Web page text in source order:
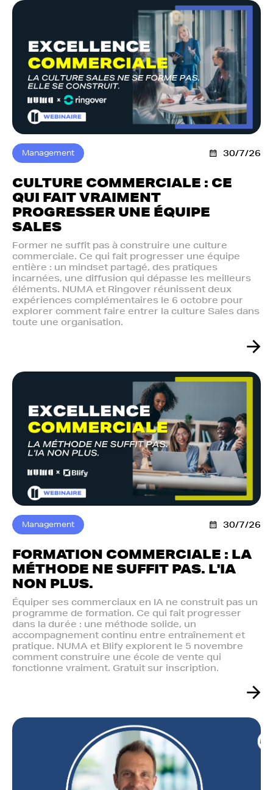
Management 30/7/26
CULTURE COMMERCIALE : CE
QUI FAIT VRAIMENT
PROGRESSER UNE ÉQUIPE
SALES
Former ne suffit pas à construire une culture
commerciale. Ce qui fait progresser une équipe
entière : un mindset partagé, des pratiques
incarnées, une diffusion qui dépasse les meilleurs
éléments. NUMA et Ringover réunissent deux
expériences complémentaires le 6 octobre pour
explorer comment faire entrer la culture Sales dans
toute une organisation.
Management 30/7/26
FORMATION COMMERCIALE : LA
MÉTHODE NE SUFFIT PAS. L'IA
NON PLUS.‍
Équiper ses commerciaux en IA ne construit pas un
programme de formation. Ce qui fait progresser
dans la durée : une méthode solide, un
accompagnement continu entre entraînement et
pratique. NUMA et Blify explorent le 5 novembre
comment construire une école de vente qui
fonctionne vraiment. Gratuit sur inscription.